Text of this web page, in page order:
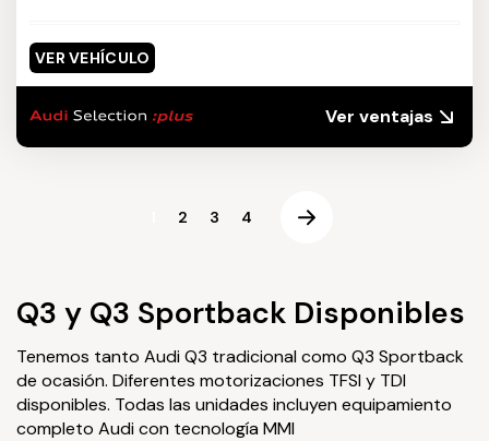
VER VEHÍCULO
Ver ventajas
2 3 4
Q3 y Q3 Sportback Disponibles
Tenemos tanto Audi Q3 tradicional como Q3 Sportback
de ocasión. Diferentes motorizaciones TFSI y TDI
disponibles. Todas las unidades incluyen equipamiento
completo Audi con tecnología MMI